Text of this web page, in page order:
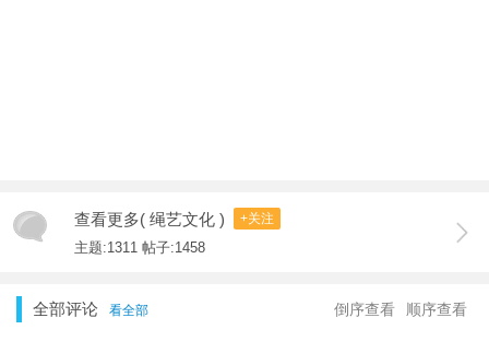
查看更多( 绳艺文化 ) +关注
主题:1311 帖子:1458
全部评论 看全部 顺序查看
倒序查看